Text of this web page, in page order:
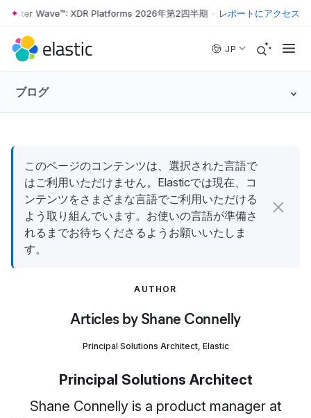
Skip to main content
Wave™: XDR Platforms 2026年第2四半期 • The Forrester Wave™:
レポートにアクセス
JP
ブログ
このページのコンテンツは、選択された言語で
はご利用いただけません。Elasticでは現在、コ
ンテンツをさまざまな言語でご利用いただける
よう取り組んでいます。お使いの言語が準備さ
れるまでお待ちくださるようお願いいたしま
す。
AUTHOR
Articles by Shane Connelly
Principal Solutions Architect, Elastic
Principal Solutions Architect
Shane Connelly is a product manager at